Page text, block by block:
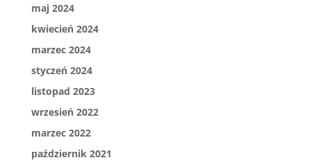
maj 2024
kwiecień 2024
marzec 2024
styczeń 2024
listopad 2023
wrzesień 2022
marzec 2022
październik 2021